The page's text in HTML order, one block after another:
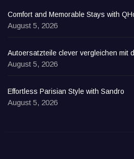
Comfort and Memorable Stays with
August 5, 2026
Autoersatzteile clever vergleichen mit
August 5, 2026
Effortless Parisian Style with Sandro
August 5, 2026